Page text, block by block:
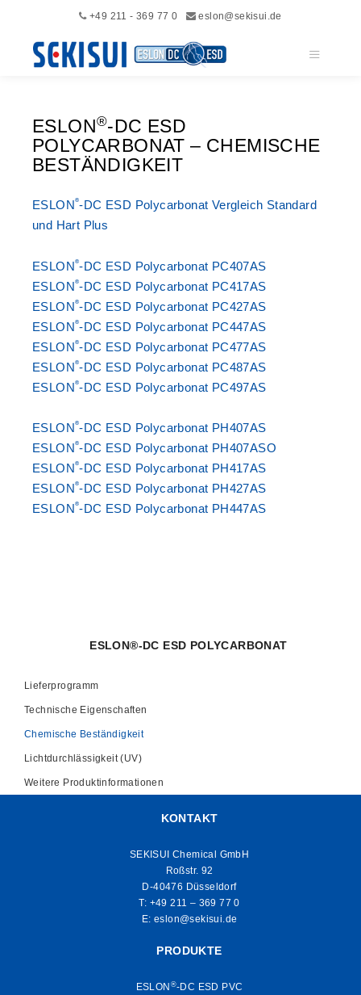
+49 211 - 369 77 0 eslon@sekisui.de
ESLON ®-DC ESD
POLYCARBONAT – CHEMISCHE
BESTÄNDIGKEIT
ESLON®-DC ESD Polycarbonat Vergleich Standard
und Hart Plus
ESLON®-DC ESD Polycarbonat PC407AS
ESLON®-DC ESD Polycarbonat PC417AS
ESLON®-DC ESD Polycarbonat PC427AS
ESLON®-DC ESD Polycarbonat PC447AS
ESLON®-DC ESD Polycarbonat PC477AS
ESLON®-DC ESD Polycarbonat PC487AS
ESLON®-DC ESD Polycarbonat PC497AS
ESLON®-DC ESD Polycarbonat PH407AS
ESLON®-DC ESD Polycarbonat PH407ASO
ESLON®-DC ESD Polycarbonat PH417AS
ESLON®-DC ESD Polycarbonat PH427AS
ESLON®-DC ESD Polycarbonat PH447AS
ESLON®-DC ESD POLYCARBONAT
Lieferprogramm
Technische Eigenschaften
Chemische Beständigkeit
Lichtdurchlässigkeit (UV)
Weitere Produktinformationen
KONTAKT
SEKISUI Chemical GmbH
Roßstr. 92
D-40476 Düsseldorf
T: +49 211 – 369 77 0
E: eslon@sekisui.de
PRODUKTE
ESLON ®-DC ESD PVC